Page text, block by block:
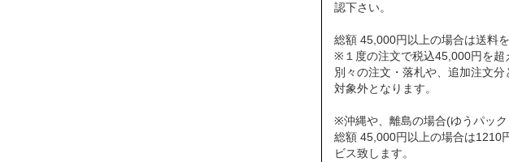
認下さい。
総額 45,000円以上の場合は送料
※１度の注文で税込45,000円を超
別々の注文・落札や、追加注文
対象外となります。
※沖縄や、離島の場合(ゆうパッ
総額 45,000円以上の場合は1210
ビス致します。